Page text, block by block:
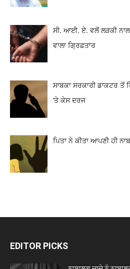
ਸੀ. ਆਈ. ਏ. ਵਲੋਂ ਲੜਕੀ
ਵਾਲਾ ਗ੍ਰਿਫ਼ਤਾਰ
ਸਾਬਕਾ ਸਰਕਾਰੀ ਡਾਕਟਰ ਤੋਂ
‘ਤੇ ਕੇਸ ਦਰਜ
ਪਿਤਾ ਨੇ ਕੀਤਾ ਆਪਣੀ ਹੀ
EDITOR PICKS